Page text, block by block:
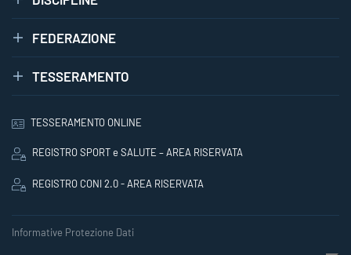
FEDERAZIONE
TESSERAMENTO
TESSERAMENTO ONLINE
REGISTRO SPORT e SALUTE – AREA RISERVATA
REGISTRO CONI 2.0 - AREA RISERVATA
Informative Protezione Dati